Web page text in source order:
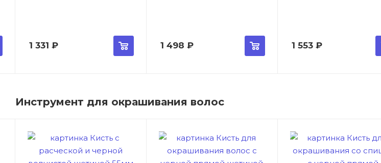
1 331 ₽ 1 498 ₽ 1 553₽
Инструмент для окрашивания волос